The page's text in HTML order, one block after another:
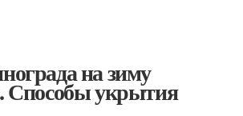
на зиму
Способы укрытия